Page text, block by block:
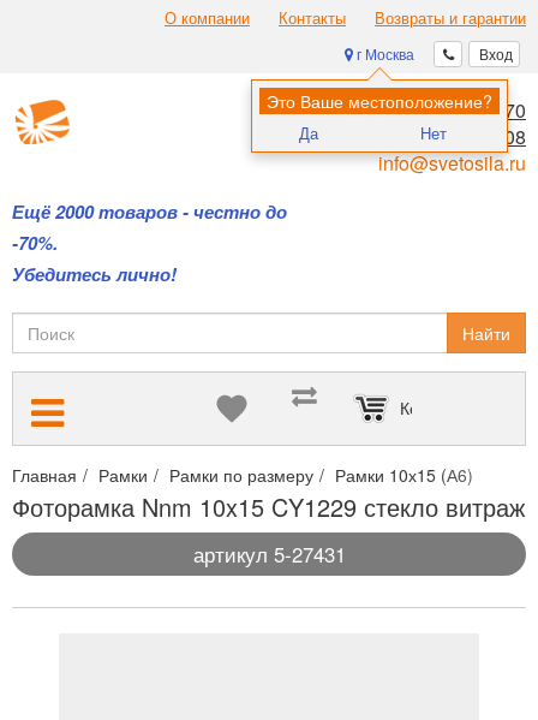
О компании Контакты Возвраты и гарантии
Вход
г Москва
Это Ваше местоположение?
Да Нет
Ещё 2000 товаров - честно до
-70%.
Убедитесь лично!
8 (495) 970-00-70
8 (800) 700-11-08
info@svetosila.ru
Найти
Корзина пуста
Главная Рамки Рамки по размеру Рамки 10х15 (А6)
Фоторамка Nnm 10x15 CY1229 стекло витраж
артикул 5-27431